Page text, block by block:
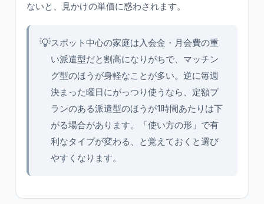
ないと、見かけの単価に惑わされます。
💡スポット中心の家庭は入会金・月会費の重
い派遣型だと割高になりがちで、マッチン
グ型のほうが身軽なことが多い。逆に毎週
決まった曜日にがっつり使うなら、定額プ
ランのある派遣型のほうが1時間あたりは下
がる場合があります。「使い方の形」で有
利なタイプが変わる、と覚えておくと選び
やすくなります。